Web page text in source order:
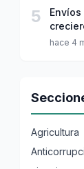
5
hace 4
Agricultura